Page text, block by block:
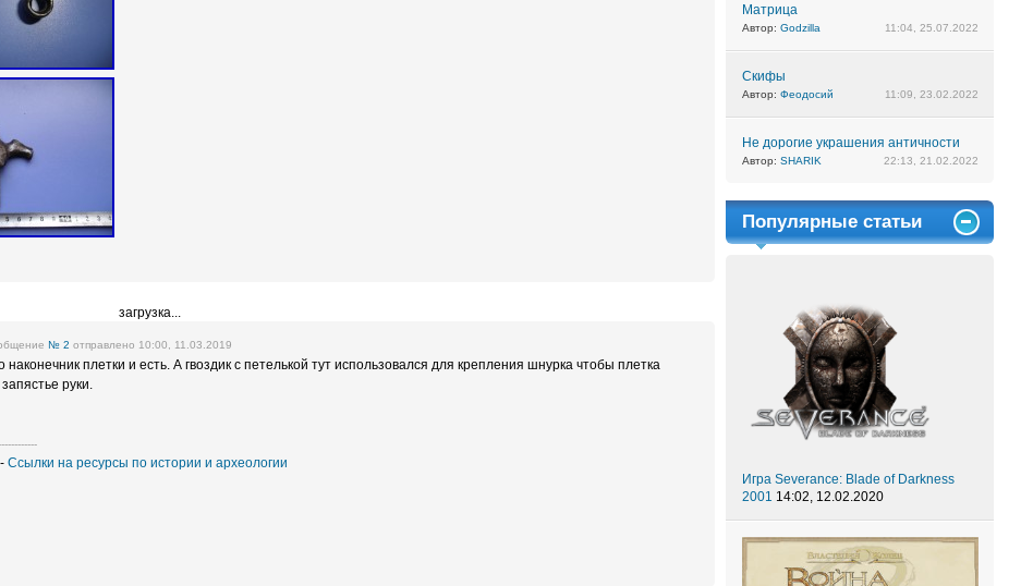
загрузка...
№ 2 отправлено 10:00, 11.03.2019
наконечник плетки и есть. А гвоздик с петелькой тут использовался для крепления шнурка чтобы плетка
руки.
Ссылки на ресурсы по истории и археологии
Матрица
Автор: Godzilla 11:04, 25.07.2022
Скифы
Автор: Феодосий 11:09, 23.02.2022
Не дорогие украшения античности
Автор: SHARIK 22:13, 21.02.2022
Популярные статьи
Игра Severance: Blade of Darkness
2001 14:02, 12.02.2020